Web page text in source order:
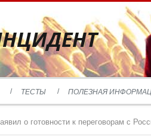
ТЕСТЫ ПОЛЕЗНАЯ
о готовности к переговорам с